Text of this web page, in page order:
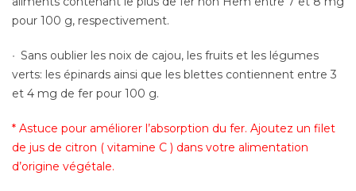
pour 100 g, respectivement.
Sans oublier les noix de cajou, les fruits et les légumes
verts: les épinards ainsi que les blettes contiennent entre 3
et 4 mg de fer pour 100 g.
* Astuce pour améliorer l’absorption du fer. Ajoutez un filet
de jus de citron ( vitamine C ) dans votre alimentation
d’origine végétale.